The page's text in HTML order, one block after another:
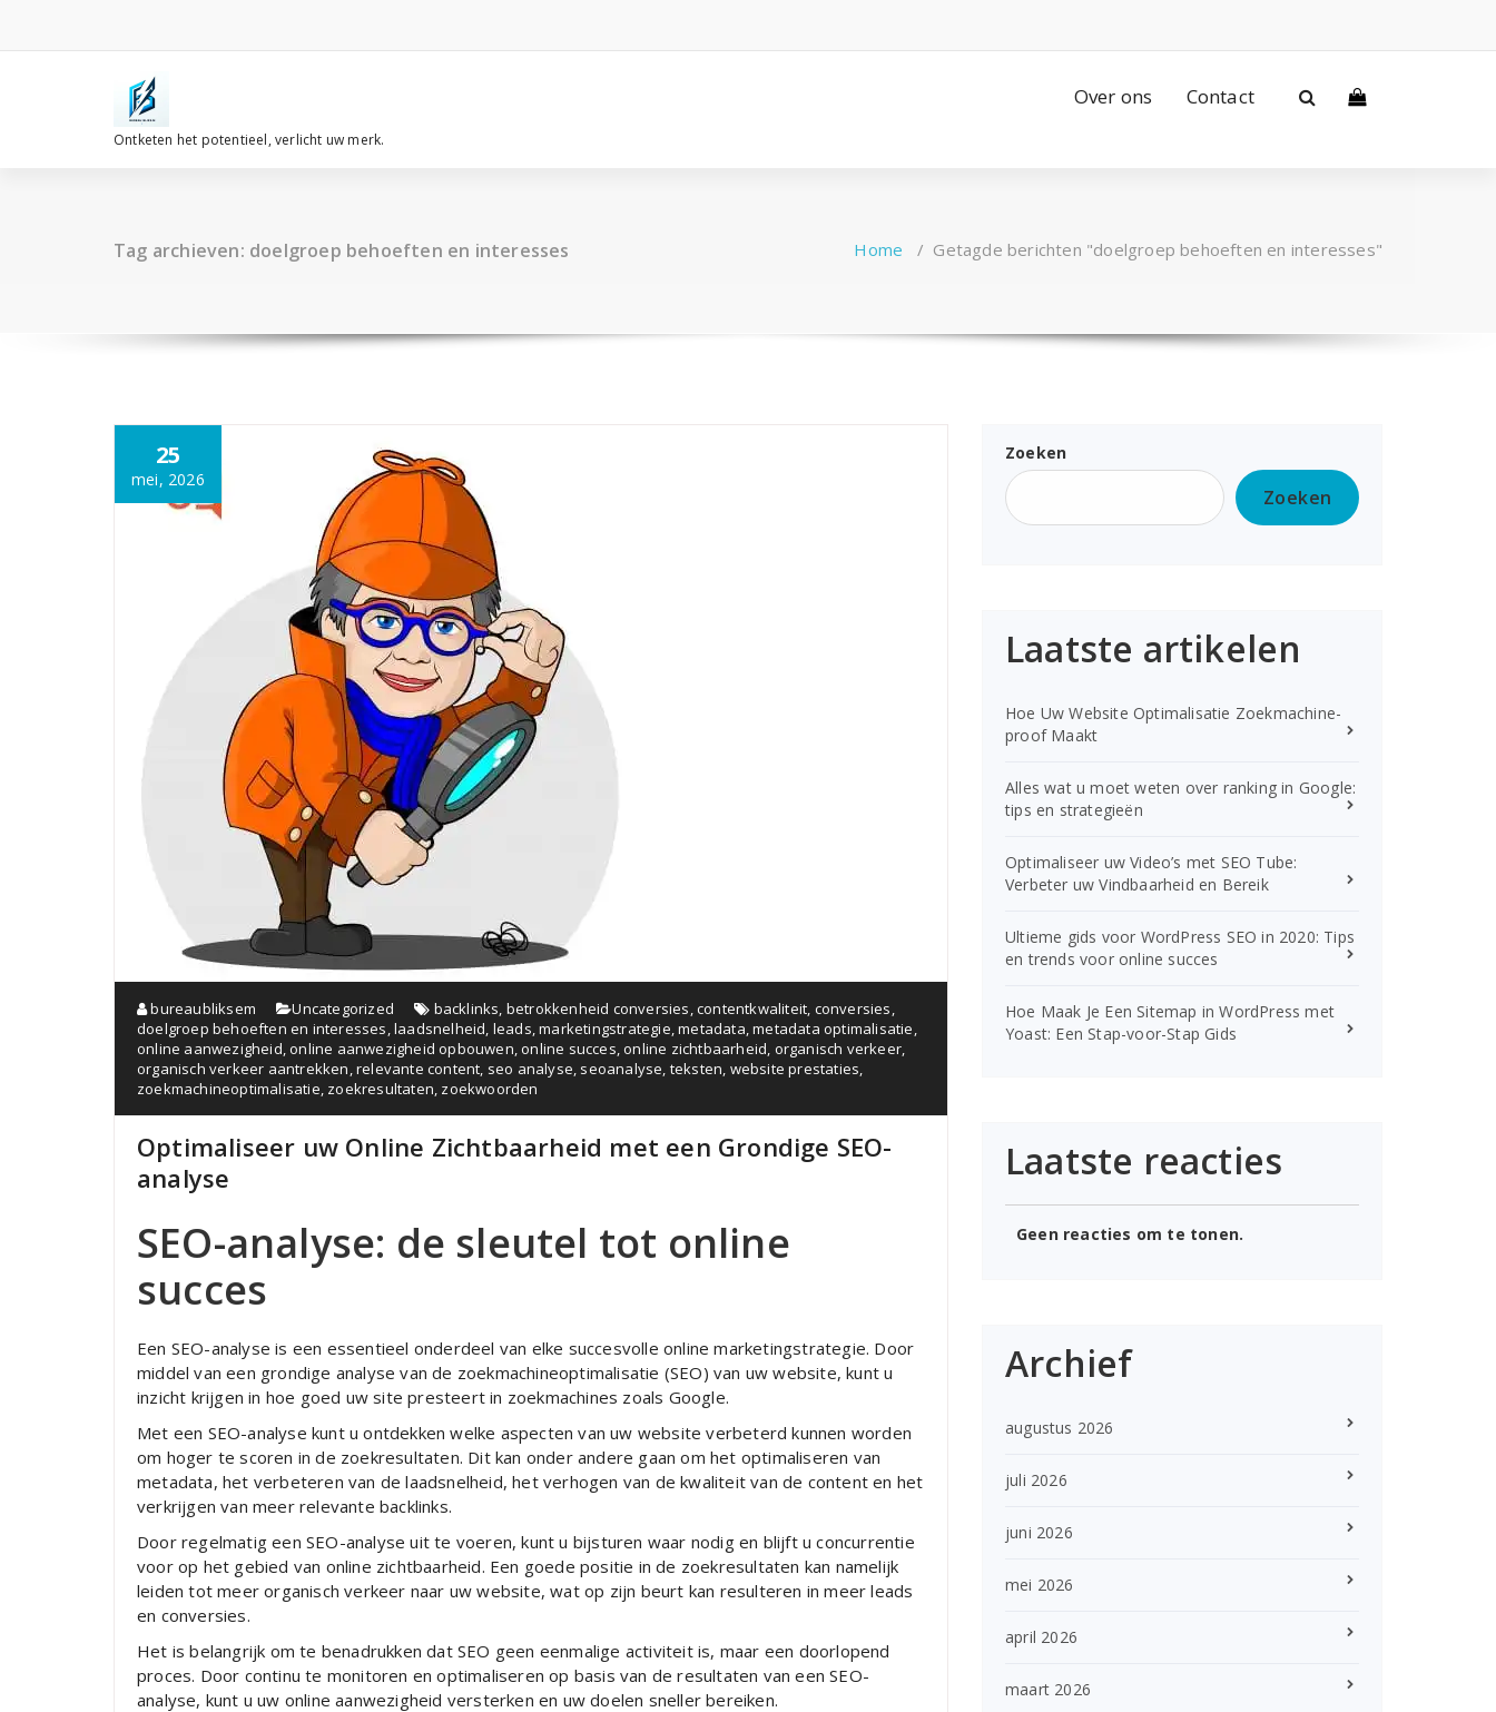
de
Ontketen het potentieel, verlicht uw merk.
Over ons Contact
Tag archieven: doelgroep behoeften en interesses Home / Getagde berichten "doelgroep behoeften en interesses"
25
mei, 2026
bureaubliksem Uncategorized backlinks, betrokkenheid conversies,contentkwaliteit, conversies,
doelgroep behoeften en interesses,laadsnelheid, leads,marketingstrategie,metadata,metadata optimalisatie,
online aanwezigheid,online aanwezigheid opbouwen,online succes,online zichtbaarheid, organisch verkeer,
organisch verkeer aantrekken,relevante content, seo analyse, seoanalyse, teksten, website prestaties,
zoekmachineoptimalisatie, zoekresultaten, zoekwoorden
Optimaliseer uw Online Zichtbaarheid met een Grondige SEO-
analyse
SEO-analyse: de sleutel tot online
succes
Een SEO-analyse is een essentieel onderdeel van elke succesvolle online marketingstrategie. Door
middel van een grondige analyse van de zoekmachineoptimalisatie (SEO) van uw website, kunt u
inzicht krijgen in hoe goed uw site presteert in zoekmachines zoals Google.
Met een SEO-analyse kunt u ontdekken welke aspecten van uw website verbeterd kunnen worden
om hoger te scoren in de zoekresultaten. Dit kan onder andere gaan om het optimaliseren van
metadata, het verbeteren van de laadsnelheid, het verhogen van de kwaliteit van de content en het
verkrijgen van meer relevante backlinks.
Door regelmatig een SEO-analyse uit te voeren, kunt u bijsturen waar nodig en blijft u concurrentie
voor op het gebied van online zichtbaarheid. Een goede positie in de zoekresultaten kan namelijk
leiden tot meer organisch verkeer naar uw website, wat op zijn beurt kan resulteren in meer leads
en conversies.
Het is belangrijk om te benadrukken dat SEO geen eenmalige activiteit is, maar een doorlopend
proces. Door continu te monitoren en optimaliseren op basis van de resultaten van een SEO-
analyse, kunt u uw online aanwezigheid versterken en uw doelen sneller bereiken.
Zoeken
Zoeken
Laatste artikelen
Hoe Uw Website Optimalisatie Zoekmachine-
proof Maakt
Alles wat u moet weten over ranking in Google:
tips en strategieën
Optimaliseer uw Video’s met SEO Tube:
Verbeter uw Vindbaarheid en Bereik
Ultieme gids voor WordPress SEO in 2020: Tips
en trends voor online succes
Hoe Maak Je Een Sitemap in WordPress met
Yoast: Een Stap-voor-Stap Gids
Laatste reacties
Geen reacties om te tonen.
Archief
augustus 2026
juli 2026
juni 2026
mei 2026
april 2026
maart 2026